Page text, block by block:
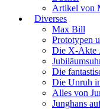
Artikel von
Diverses
Max Bill
Prototypen
Die X-Akte
Die
Die Unruh
Alles von
Junghans